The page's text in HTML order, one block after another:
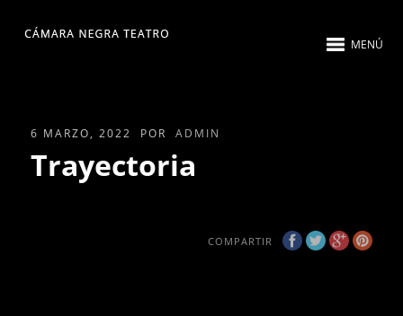
MENÚ
6 MARZO, 2022 POR ADMIN
Trayectoria
COMPARTIR